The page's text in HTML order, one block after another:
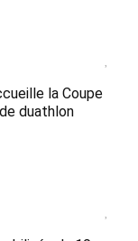
la Coupe
duathlon